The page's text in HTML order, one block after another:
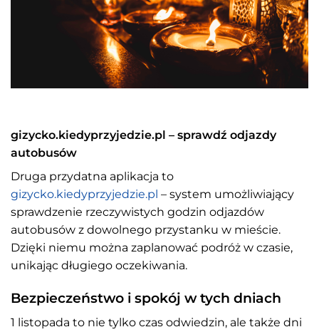
gizycko.kiedyprzyjedzie.pl – sprawdź odjazdy
autobusów
Druga przydatna aplikacja to
gizycko.kiedyprzyjedzie.pl – system umożliwiający
sprawdzenie rzeczywistych godzin odjazdów
autobusów z dowolnego przystanku w mieście.
Dzięki niemu można zaplanować podróż w czasie,
unikając długiego oczekiwania.
Bezpieczeństwo i spokój w tych dniach
1 listopada to nie tylko czas odwiedzin, ale także dni